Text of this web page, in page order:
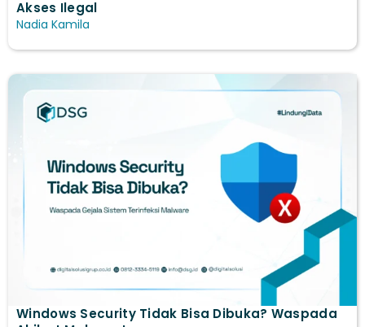
Akses Ilegal
Nadia Kamila
Windows Security Tidak Bisa Dibuka? Waspada